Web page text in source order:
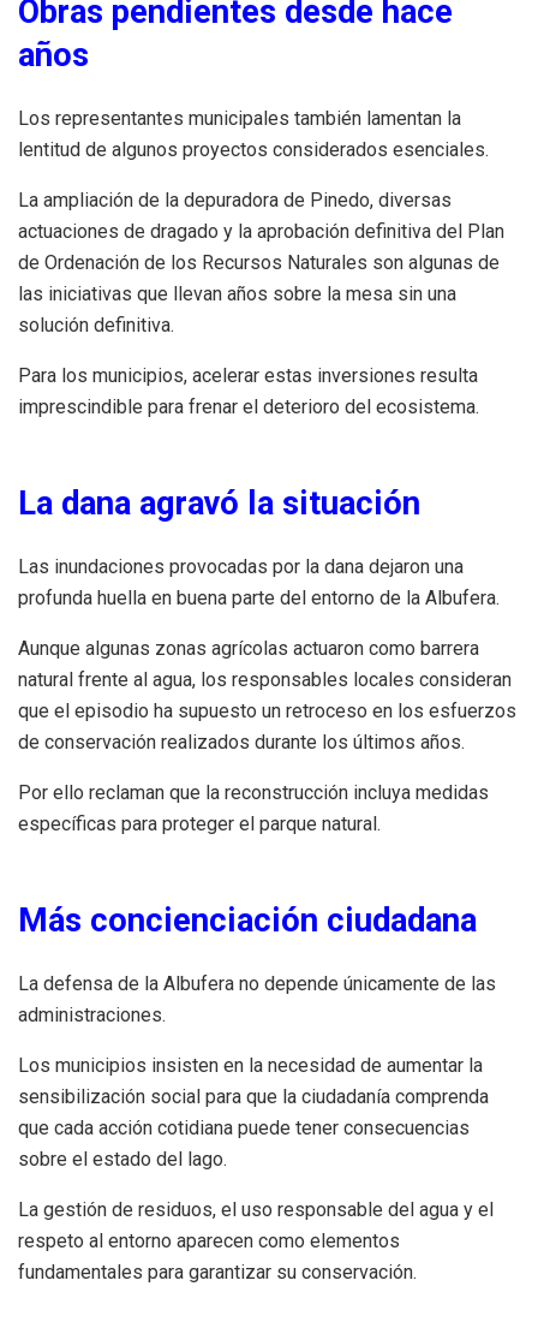
Obras pendientes desde hace
años
Los representantes municipales también lamentan la
lentitud de algunos proyectos considerados esenciales.
La ampliación de la depuradora de Pinedo, diversas
actuaciones de dragado y la aprobación definitiva del Plan
de Ordenación de los Recursos Naturales son algunas de
las iniciativas que llevan años sobre la mesa sin una
solución definitiva.
Para los municipios, acelerar estas inversiones resulta
imprescindible para frenar el deterioro del ecosistema.
La dana agravó la situación
Las inundaciones provocadas por la dana dejaron una
profunda huella en buena parte del entorno de la Albufera.
Aunque algunas zonas agrícolas actuaron como barrera
natural frente al agua, los responsables locales consideran
que el episodio ha supuesto un retroceso en los esfuerzos
de conservación realizados durante los últimos años.
Por ello reclaman que la reconstrucción incluya medidas
específicas para proteger el parque natural.
Más concienciación ciudadana
La defensa de la Albufera no depende únicamente de las
administraciones.
Los municipios insisten en la necesidad de aumentar la
sensibilización social para que la ciudadanía comprenda
que cada acción cotidiana puede tener consecuencias
sobre el estado del lago.
La gestión de residuos, el uso responsable del agua y el
respeto al entorno aparecen como elementos
fundamentales para garantizar su conservación.